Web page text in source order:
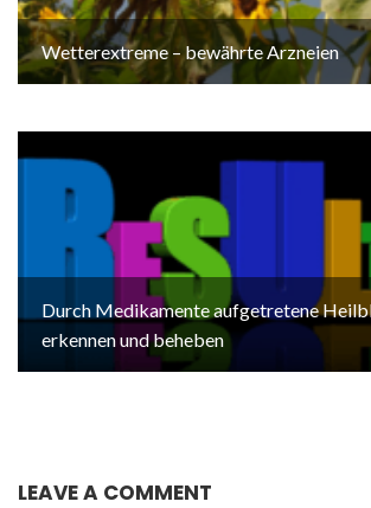
Wetterextreme – bewährte Arzneien
Durch Medikamente aufgetretene
erkennen und beheben
LEAVE A COMMENT